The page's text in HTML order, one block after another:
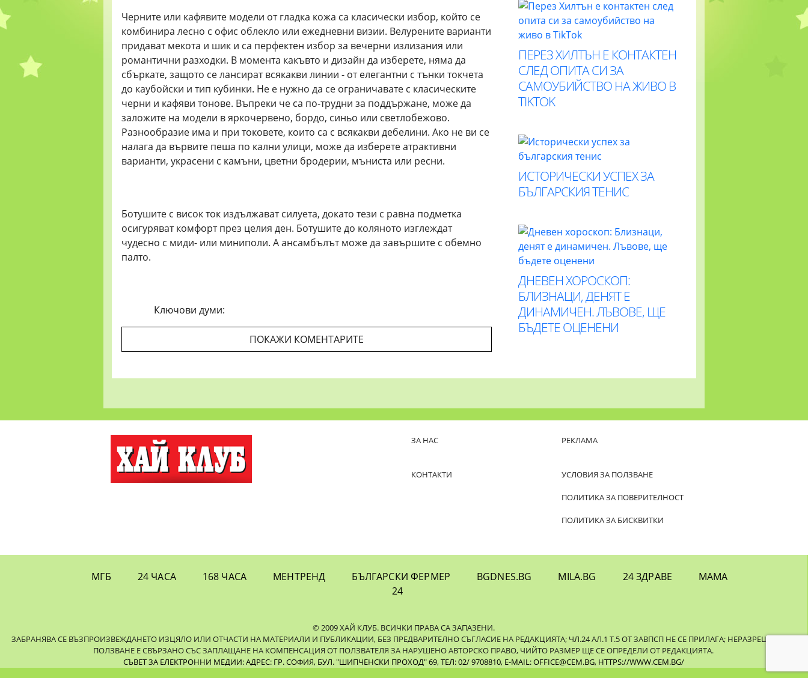
Черните или кафявите модели от гладка кожа са класически избор, който се
комбинира лесно с офис облекло или ежедневни визии. Велурените варианти
придават мекота и шик и са перфектен избор за вечерни излизания или
романтични разходки. В момента какъвто и дизайн да изберете, няма да
сбъркате, защото се лансират всякакви линии - от елегантни с тънки токчета
до каубойски и тип кубинки. Не е нужно да се ограничавате с класическите
черни и кафяви тонове. Въпреки че са по-трудни за поддържане, може да
заложите на модели в яркочервено, бордо, синьо или светлобежово.
Разнообразие има и при токовете, които са с всякакви дебелини. Ако не ви се
налага да вървите пеша по кални улици, може да изберете атрактивни
варианти, украсени с камъни, цветни бродерии, мъниста или ресни.
Ботушите с висок ток издължават силуета, докато тези с равна подметка
осигуряват комфорт през целия ден. Ботушите до коляното изглеждат
чудесно с миди- или миниполи. А ансамбълът може да завършите с обемно
палто.
Ключови думи:
ПОКАЖИ КОМЕНТАРИТЕ
ПЕРЕЗ ХИЛТЪН Е КОНТАКТЕН
СЛЕД ОПИТА СИ ЗА
САМОУБИЙСТВО НА ЖИВО В
TIKTOK
ИСТОРИЧЕСКИ УСПЕХ ЗА
БЪЛГАРСКИЯ ТЕНИС
ДНЕВЕН ХОРОСКОП:
БЛИЗНАЦИ, ДЕНЯТ Е
ДИНАМИЧЕН. ЛЪВОВЕ, ЩЕ
БЪДЕТЕ ОЦЕНЕНИ
ЗА НАС
КОНТАКТИ
РЕКЛАМА
УСЛОВИЯ ЗА ПОЛЗВАНЕ
ПОЛИТИКА ЗА ПОВЕРИТЕЛНОСТ
ПОЛИТИКА ЗА БИСКВИТКИ
МГБ 24 ЧАСА 168 ЧАСА МЕНТРЕНД БЪЛГАРСКИ ФЕРМЕР BGDNES.BG MILA.BG 24 ЗДРАВЕ
МАМА
24
© 2009 ХАЙ КЛУБ. ВСИЧКИ ПРАВА СА ЗАПАЗЕНИ.
ЗАБРАНЯВА СЕ ВЪЗПРОИЗВЕЖДАНЕТО ИЗЦЯЛО ИЛИ ОТЧАСТИ НА МАТЕРИАЛИ И ПУБЛИКАЦИИ, БЕЗ ПРЕДВАРИТЕЛНО СЪГЛАСИЕ НА РЕДАКЦИЯТА; ЧЛ.24 АЛ.1 Т.5 ОТ ЗАВПСП НЕ СЕ ПРИЛАГА; НЕРАЗРЕШЕНОТО
ПОЛЗВАНЕ Е СВЪРЗАНО СЪС ЗАПЛАЩАНЕ НА КОМПЕНСАЦИЯ ОТ ПОЛЗВАТЕЛЯ ЗА НАРУШЕНО АВТОРСКО ПРАВО, ЧИЙТО РАЗМЕР ЩЕ СЕ ОПРЕДЕЛИ ОТ РЕДАКЦИЯТА.
СЪВЕТ ЗА ЕЛЕКТРОННИ МЕДИИ: АДРЕС: ГР. СОФИЯ, БУЛ. "ШИПЧЕНСКИ ПРОХОД" 69, ТЕЛ: 02/ 9708810, E-MAIL:OFFICE@CEM.BG, HTTPS://WWW.CEM.BG/